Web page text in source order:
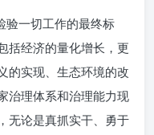
验一切工作的最终标
括经济的量化增长，更
的实现、生态环境的改
治理体系和治理能力现
无论是真抓实干、勇于